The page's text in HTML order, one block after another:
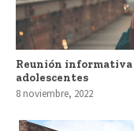
Reunión
adolescentes
8 noviembre, 2022